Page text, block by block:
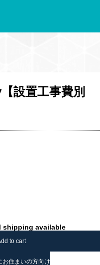
設置工事費別
shipping available
to cart
お住まいの方向け